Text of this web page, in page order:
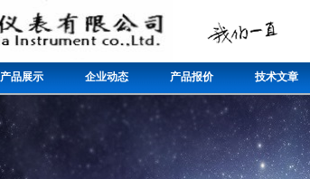
产品展示 企业动态 产品报价 技术文章